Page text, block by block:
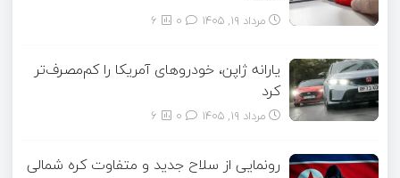
مرداد ۱۹, ۱۴۰۵ 6
یارانه ژاپن، خودروهای آمریکا را کم‌مصرف‌تر
کرد
مرداد ۱۹, ۱۴۰۵ 6
رونمایی از سلاح جدید و متفاوت کره شمالی